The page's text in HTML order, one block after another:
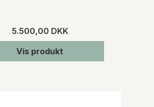
5.500,00 DKK
Vis produkt